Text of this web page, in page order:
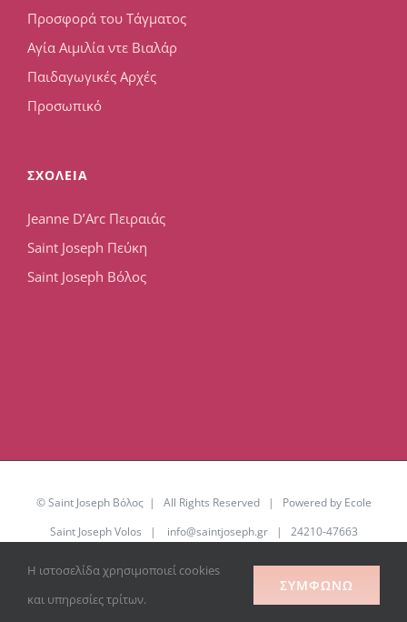
Προσφορά του Τάγματος
Αγία Αιμιλία ντε Βιαλάρ
Παιδαγωγικές Αρχές
Προσωπικό
ΣΧΟΛΕΙΑ
Jeanne D’Arc Πειραιάς
Saint Joseph Πεύκη
Saint Joseph Βόλος
© Saint Joseph Βόλος | All Rights Reserved | Powered by Ecole
Saint Joseph Volos | info@saintjoseph.gr| 24210-47663
FacebookYouTube
Η ιστοσελίδα χρησιμοποιεί cookies
και υπηρεσίες τρίτων.
ΣΥΜΦΩΝΏ